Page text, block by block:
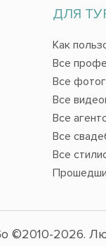
ДЛЯ
Как
Все
Все
Все
Все
Все
Все
©2010-2026.